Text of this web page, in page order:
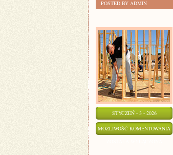
POSTED BY ADMIN
STYCZEŃ - 3 - 2026
MOŻLIWOŚĆ KOMENTOWANIA